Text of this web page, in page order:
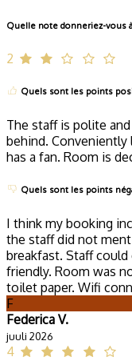
Quelle note donneriez-vous
2
Quels sont les points
The staff is polite
behind.
has a fan. Room is
Quels sont les points
I think my booking
the staff did not
breakfast. Staff
friendly. Room was
toilet paper. Wifi
F
Federica V.
juuli 2026
4